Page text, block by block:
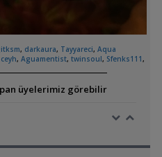
, darkaura, Tayyareci, Aqua
ceyh, Aguamentist, twinsoul, Sfenks111,
üyelerimiz görebilir